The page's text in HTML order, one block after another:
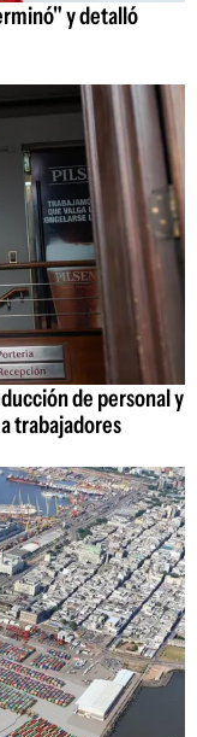
y detalló
de personal y
trabajadores